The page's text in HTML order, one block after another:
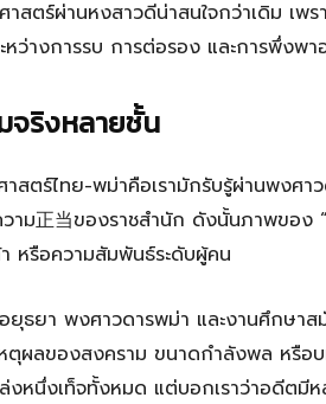
าสตร์ผ่านหงสาวดีน่าสนใจกว่าเดิม เพ
ว่างการรบ การต่อรอง และการพึ่งพ
จริงหลายชั้น
สตร์ไทย-พม่าคือเรามักรับรู้ผ่านพงศา
าม正当ของราชสำนัก ดังนั้นภาพของ
หรือความสัมพันธ์ระดับผู้คน
ยุธยา พงศาวดารพม่า และงานศึกษาส
ตุผลของสงคราม ขนาดกำลังพล หรือ
หนึ่งเท็จทั้งหมด แต่บอกเราว่าอดีตมี